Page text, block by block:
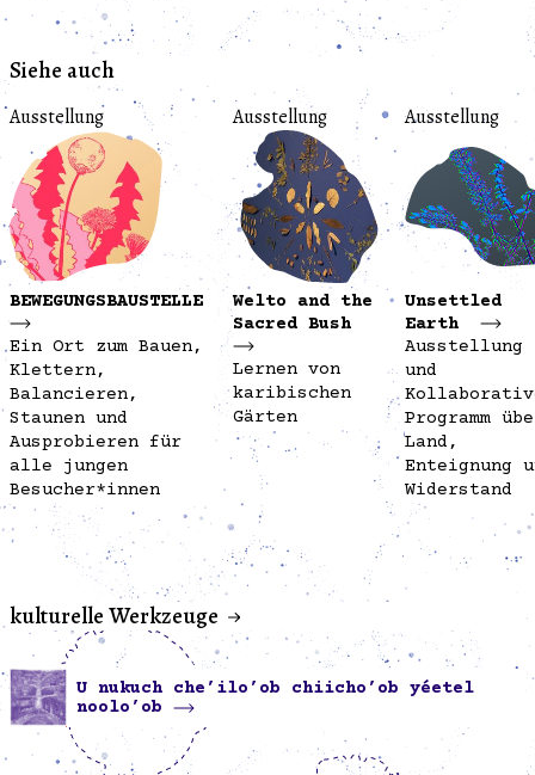
Siehe auch
Ausstellung
BEWEGUNGSBAUSTELLE
Ein Ort zum Bauen,
Klettern,
Balancieren,
Staunen und
Ausprobieren für
alle jungen
Besucher*innen
Ausstellung
Welto and the
Sacred Bush
Lernen von
karibischen
Gärten
Ausstellung
Unsettled
Earth
Ausstellung
und
Programm
Land,
Enteignung
Widerstand
kulturelle Werkzeuge
U nukuch che’ilo’ob chiicho’ob yéetel
noolo’ob